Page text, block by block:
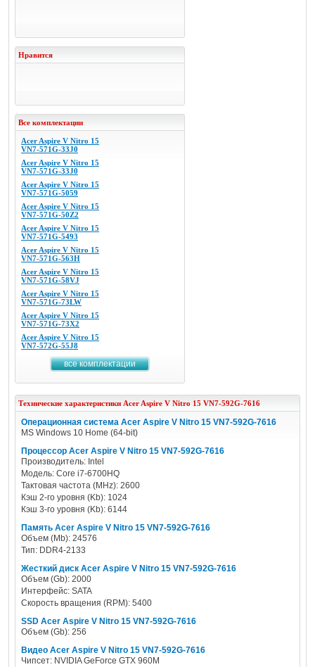
Нравится
Все комплектации
Acer Aspire V Nitro 15
VN7-571G-33J0
Acer Aspire V Nitro 15
VN7-571G-33J0
Acer Aspire V Nitro 15
VN7-571G-5059
Acer Aspire V Nitro 15
VN7-571G-50Z2
Acer Aspire V Nitro 15
VN7-571G-5493
Acer Aspire V Nitro 15
VN7-571G-563H
Acer Aspire V Nitro 15
VN7-571G-58VJ
Acer Aspire V Nitro 15
VN7-571G-73LW
Acer Aspire V Nitro 15
VN7-571G-73X2
Acer Aspire V Nitro 15
VN7-572G-55J8
все комплектации
Технические характеристики Acer Aspire V Nitro 15 VN7-592G-7616
Операционная система Acer Aspire V Nitro 15 VN7-592G-7616
MS Windows 10 Home (64-bit)
Процессор Acer Aspire V Nitro 15 VN7-592G-7616
Производитель: Intel
Модель: Core i7-6700HQ
Тактовая частота (MHz): 2600
Кэш 2-го уровня (Kb): 1024
Кэш 3-го уровня (Kb): 6144
Память Acer Aspire V Nitro 15 VN7-592G-7616
Объем (Mb): 24576
Тип: DDR4-2133
Жесткий диск Acer Aspire V Nitro 15 VN7-592G-7616
Объем (Gb): 2000
Интерфейс: SATA
Скорость вращения (RPM): 5400
SSD Acer Aspire V Nitro 15 VN7-592G-7616
Объем (Gb): 256
Видео Acer Aspire V Nitro 15 VN7-592G-7616
Чипсет: NVIDIA GeForce GTX 960M